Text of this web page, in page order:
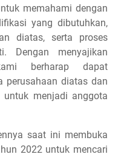
memahami dengan
yang dibutuhkan,
diatas, serta proses
Dengan menyajikan
berharap dapat
perusahaan diatas dan
menjadi anggota
saat ini membuka
2022 untuk mencari